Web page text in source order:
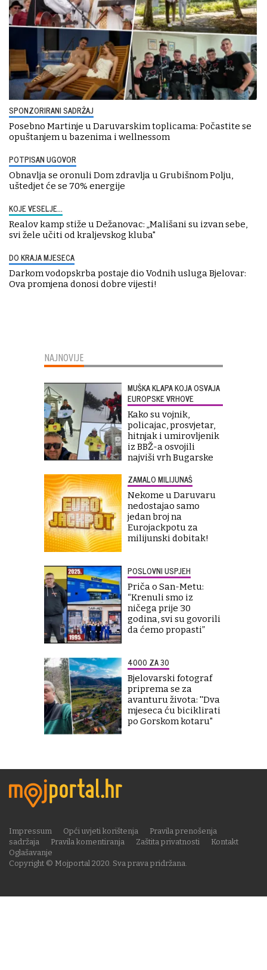
SPONZORIRANI SADRŽAJ
Posebno Martinje u Daruvarskim toplicama: Počastite se
opuštanjem u bazenima i wellnessom
POTPISAN UGOVOR
Obnavlja se oronuli Dom zdravlja u Grubišnom Polju,
uštedjet će se 70% energije
KOJE VESELJE...
Realov kamp stiže u Dežanovac: „Mališani su izvan sebe,
svi žele učiti od kraljevskog kluba"
DO KRAJA MJESECA
Darkom vodopskrba postaje dio Vodnih usluga Bjelovar:
Ova promjena donosi dobre vijesti!
NAJNOVIJE
MUŠKA KLAPA KOJA OSVAJA
EUROPSKE VRHOVE
Kako su vojnik,
policajac, prosvjetar,
hitnjak i umirovljenik
iz BBŽ-a osvojili
najviši vrh Bugarske
ZAMALO MILIJUNAŠ
Nekome u Daruvaru
nedostajao samo
jedan broj na
Eurojackpotu za
milijunski dobitak!
POSLOVNI USPJEH
Priča o San-Metu:
“Krenuli smo iz
ničega prije 30
godina, svi su govorili
da ćemo propasti”
4000 ZA 30
Bjelovarski fotograf
priprema se za
avanturu života: ''Dva
mjeseca ću biciklirati
po Gorskom kotaru"
Copyright © Mojportal 2020. Sva prava pridržana.
Impressum Opći uvjeti korištenja
Pravila prenošenja
sadržaja
Pravila komentiranja Zaštita privatnosti
Kontakt
Oglašavanje